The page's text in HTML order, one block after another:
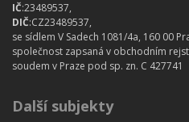
IČ:23489537,
DIČ:CZ23489537,
se sídlem V Sadech 1081/4a, 160 00
společnost zapsaná v obchodním
soudem v Praze pod sp. zn. C 427741
Další subjekty